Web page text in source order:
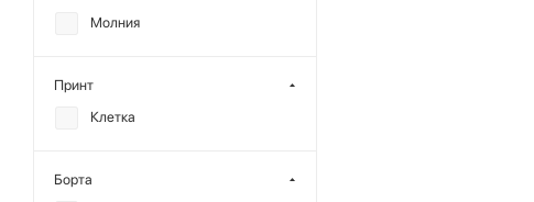
Молния
Принт
Клетка
Борта